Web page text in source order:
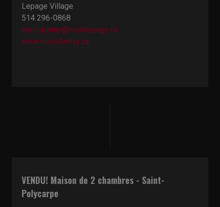
Lepage Village
514 296-0868
melodymay@royallepage.ca
www.melodymay.ca
VENDU! Maison de 2 chambres - Saint-
Polycarpe